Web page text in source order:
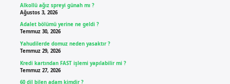
Alkollü ağız spreyi günah mı ?
Ağustos 3, 2026
Adalet bölümü yerine ne geldi ?
Temmuz 30, 2026
Yahudilerde domuz neden yasaktır ?
Temmuz 29, 2026
Kredi kartından FAST işlemi yapılabilir mi ?
Temmuz 27, 2026
60 dil bilen adam kimdir ?